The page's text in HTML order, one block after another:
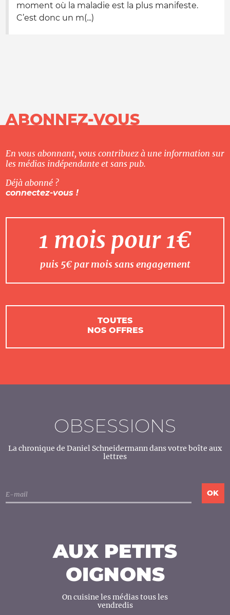
moment où la maladie est la plus manifeste.
C’est donc un m(...)
ABONNEZ-VOUS
En vous abonnant, vous contribuez à une information sur
les médias indépendante et sans pub.
Déjà abonné ?
connectez-vous !
1 mois pour 1€
puis 5€ par mois sans engagement
TOUTES
NOS OFFRES
OBSESSIONS
La chronique de Daniel Schneidermann dans votre boîte aux
lettres
AUX PETITS
OIGNONS
On cuisine les médias tous les
vendredis